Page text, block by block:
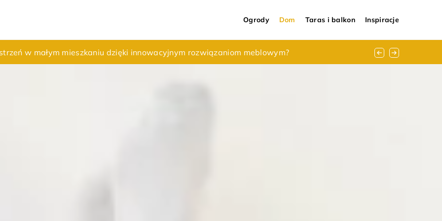
Ogrody Dom Taras i balkon Inspiracje
dla Twojego ogrodu?
w małym mieszkaniu dzięki innowacyjnym rozwiązaniom meblowym?
zwrotny do instalacji hydraulicznej?